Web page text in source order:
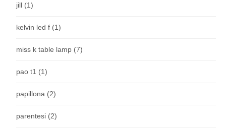
jill (1)
kelvin led f (1)
miss k table lamp (7)
pao t1 (1)
papillona (2)
parentesi (2)